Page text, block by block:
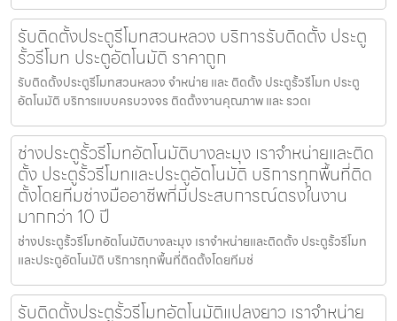
รับติดตั้งประตูรีโมทสวนหลวง บริการรับติดตั้ง ประตู
รั้วรีโมท ประตูอัตโนมัติ ราคาถูก
รับติดตั้งประตูรีโมทสวนหลวง จำหน่าย และ ติดตั้ง ประตูรั้วรีโมท ประตู
อัตโนมัติ บริการแบบครบวงจร ติดตั้งงานคุณภาพ และ รวดเ
ช่างประตูรั้วรีโมทอัตโนมัติบางละมุง เราจำหน่ายและติด
ตั้ง ประตูรั้วรีโมทและประตูอัตโนมัติ บริการทุกพื้นที่ติด
ตั้งโดยทีมช่างมืออาชีพที่มีประสบการณ์ตรงในงาน
มากกว่า 10 ปี
ช่างประตูรั้วรีโมทอัตโนมัติบางละมุง เราจำหน่ายและติดตั้ง ประตูรั้วรีโมท
และประตูอัตโนมัติ บริการทุกพื้นที่ติดตั้งโดยทีมช่
รับติดตั้งประตูรั้วรีโมทอัตโนมัติแปลงยาว เราจำหน่าย